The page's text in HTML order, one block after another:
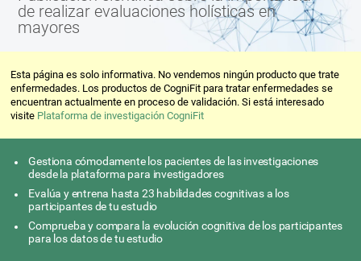
de realizar evaluaciones holísticas en
mayores
Esta página es solo informativa. No vendemos ningún producto que trate
enfermedades. Los productos de CogniFit para tratar enfermedades se
encuentran actualmente en proceso de validación. Si está interesado
visite Plataforma de investigación CogniFit
Gestiona cómodamente los pacientes de las investigaciones
desde la plataforma para investigadores
Evalúa y entrena hasta 23 habilidades cognitivas a los
participantes de tu estudio
Comprueba y compara la evolución cognitiva de los participantes
para los datos de tu estudio